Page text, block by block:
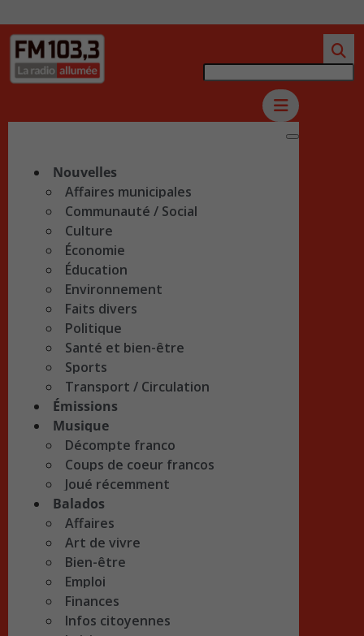
Nouvelles
Affaires municipales
Communauté / Social
Culture
Économie
Éducation
Environnement
Faits divers
Politique
Santé et bien-être
Sports
Transport / Circulation
Émissions
Musique
Décompte franco
Coups de coeur francos
Joué récemment
Balados
Affaires
Art de vivre
Bien-être
Emploi
Finances
Infos citoyennes